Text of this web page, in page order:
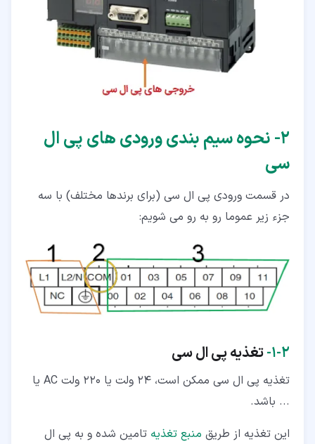
۲‏- نحوه سیم بندی ورودی های پی ال
سی
در قسمت ورودی پی ال سی (برای برندها مختلف) با سه
جزء زیر عموما رو به رو می شویم:
۲‏-‏۱‏- تغذیه پی ال سی
تغذیه پی ال سی ممکن است، 24 ولت یا 220 ولت AC یا
... باشد.
این تغذیه از طریق منبع تغذیه تامین شده و به پی ال